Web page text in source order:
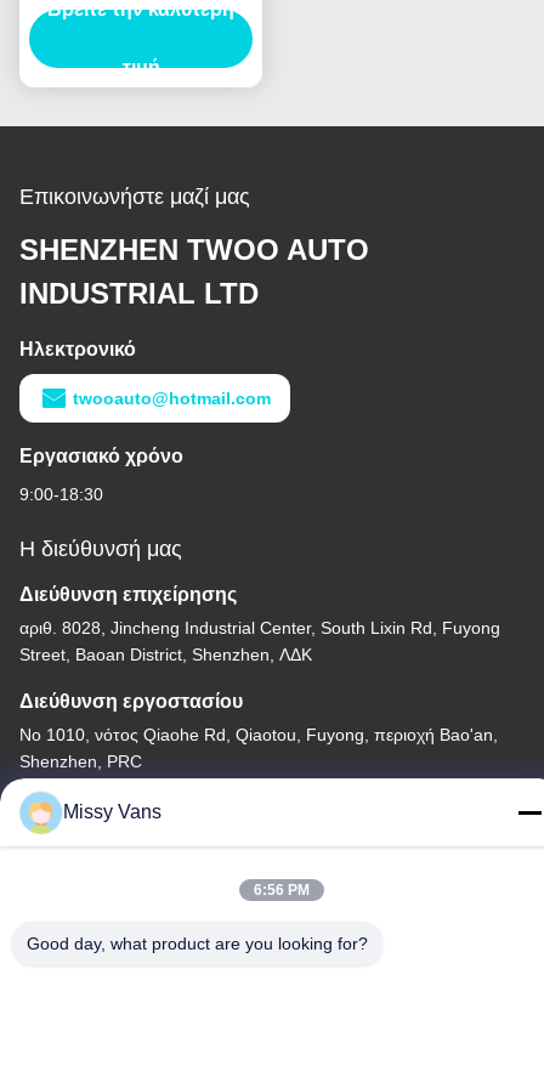
Ολλανδία E385 E215
Assy ζυγωμάτων για
Βρείτε την καλύτερη
τιμή
Επικοινωνήστε μαζί μας
SHENZHEN TWOO AUTO
INDUSTRIAL LTD
Ηλεκτρονικό
twooauto@hotmail.com
Εργασιακό χρόνο
9:00-18:30
Η διεύθυνσή μας
Διεύθυνση επιχείρησης
αριθ. 8028, Jincheng Industrial Center, South Lixin Rd, Fuyong
Street, Baoan District, Shenzhen, ΛΔΚ
Διεύθυνση εργοστασίου
Νο 1010, νότος Qiaohe Rd, Qiaotou, Fuyong, περιοχή Bao'an,
Shenzhen, PRC
Τηλεφώνημα
+86-185-7643-6547
Missy Vans
6:56 PM
Good day, what product are you looking for?